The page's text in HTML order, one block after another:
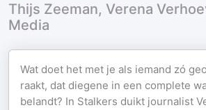
Thijs Zeeman, Verena
Media
Wat doet het met je als iemand zó
raakt, dat diegene in een complete
belandt? In Stalkers duikt journalist